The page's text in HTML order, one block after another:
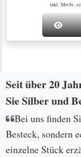
inkl. MwSt.
Seit über 20
Sie Silber und
Bei uns finden
Besteck, sondern
einzelne Stück